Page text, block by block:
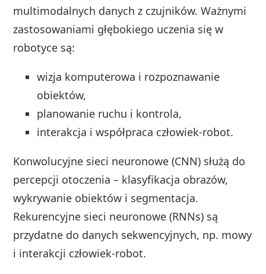
multimodalnych danych z czujników. Ważnymi
zastosowaniami głębokiego uczenia się w
robotyce są:
wizja komputerowa i rozpoznawanie
obiektów,
planowanie ruchu i kontrola,
interakcja i współpraca człowiek-robot.
Konwolucyjne sieci neuronowe (CNN) służą do
percepcji otoczenia – klasyfikacja obrazów,
wykrywanie obiektów i segmentacja.
Rekurencyjne sieci neuronowe (RNNs) są
przydatne do danych sekwencyjnych, np. mowy
i interakcji człowiek-robot.